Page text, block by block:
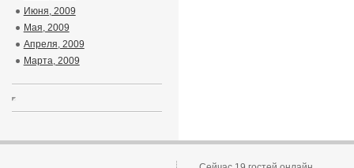
Июня, 2009
Мая, 2009
Апреля, 2009
Марта, 2009